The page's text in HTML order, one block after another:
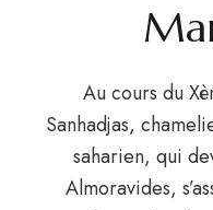
Au cours du
Sanhadjas,
saharien, qui
Almoravides,